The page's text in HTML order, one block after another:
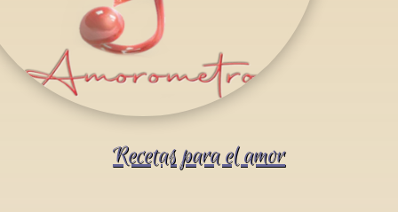
Recetas para el amor